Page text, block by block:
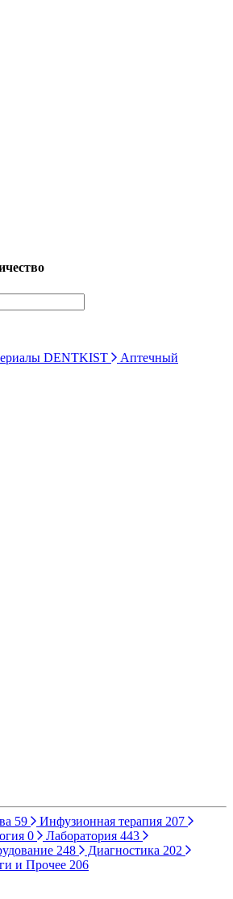
DENTKIST
Аптечный
59 Инфузионная терапия 207
0 Лаборатория 443
248 Диагностика 202
и Прочее 206